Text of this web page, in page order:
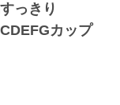
っきり
カップ